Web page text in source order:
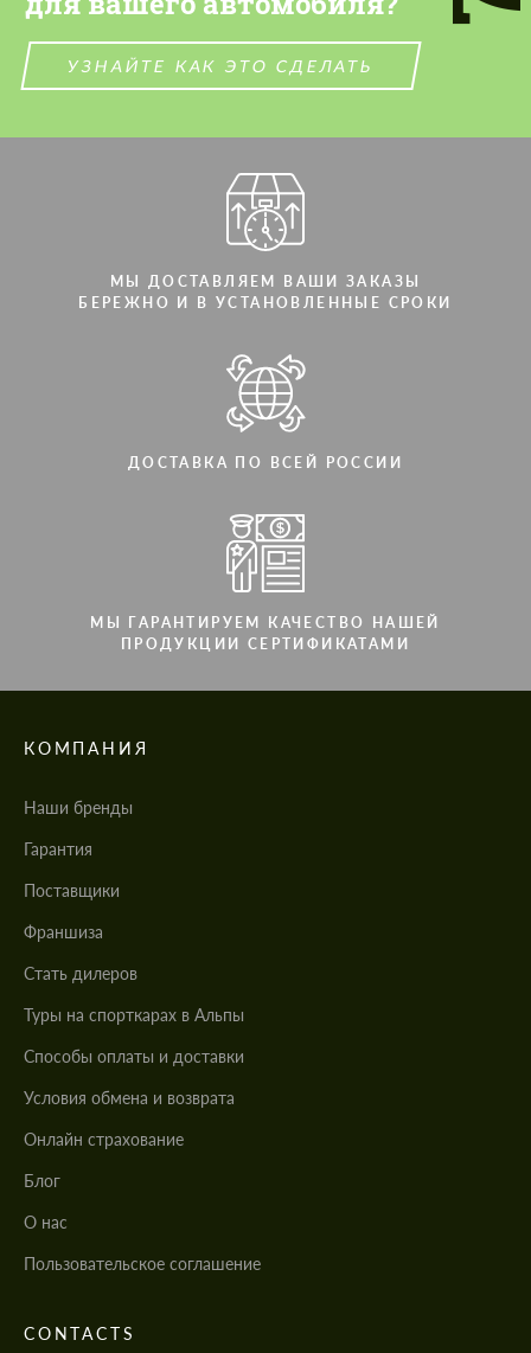
УЗНАЙТЕ КАК ЭТО СДЕЛАТЬ
МЫ ДОСТАВЛЯЕМ ВАШИ ЗАКАЗЫ
БЕРЕЖНО И В УСТАНОВЛЕННЫЕ СРОКИ
ДОСТАВКА ПО ВСЕЙ РОССИИ
МЫ ГАРАНТИРУЕМ КАЧЕСТВО НАШЕЙ
ПРОДУКЦИИ СЕРТИФИКАТАМИ
КОМПАНИЯ
Наши бренды
Гарантия
Поставщики
Франшиза
Стать дилеров
Туры на спорткарах в Альпы
Cпособы оплаты и доставки
Условия обмена и возврата
Онлайн страхование
Блог
О нас
Пользовательское соглашение
CONTACTS